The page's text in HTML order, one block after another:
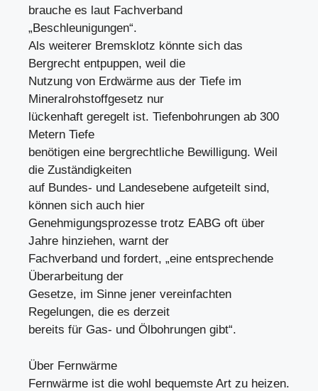
brauche es laut Fachverband
„Beschleunigungen“.
Als weiterer Bremsklotz könnte sich das
Bergrecht entpuppen, weil die
Nutzung von Erdwärme aus der Tiefe im
Mineralrohstoffgesetz nur
lückenhaft geregelt ist. Tiefenbohrungen ab 300
Metern Tiefe
benötigen eine bergrechtliche Bewilligung. Weil
die Zuständigkeiten
auf Bundes- und Landesebene aufgeteilt sind,
können sich auch hier
Genehmigungsprozesse trotz EABG oft über
Jahre hinziehen, warnt der
Fachverband und fordert, „eine entsprechende
Überarbeitung der
Gesetze, im Sinne jener vereinfachten
Regelungen, die es derzeit
bereits für Gas- und Ölbohrungen gibt“.
Über Fernwärme
Fernwärme ist die wohl bequemste Art zu heizen.